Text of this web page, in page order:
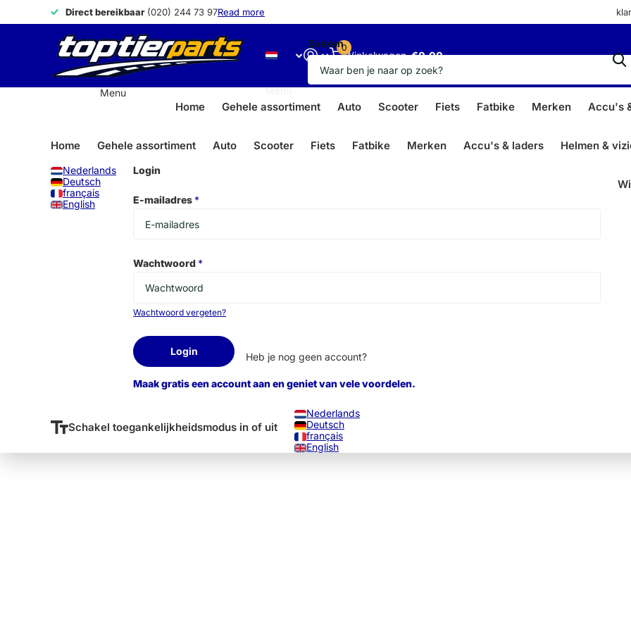
Direct bereikbaar(020) 244 73 97Read more
Direct bereikbaar
Zoeken
Menu
Winkelwagen
0
€0,00
Menu
Home Gehele assortiment Auto Scooter Fiets Fatbike Merken Accu's
Home Gehele assortiment Auto Scooter Fiets Fatbike Merken Accu's & laders Helmen &
Nederlands
Deutsch
français
English
Login
E-mailadres *
Wachtwoord *
Wachtwoord vergeten?
Login Heb je nog geen account?
Maak gratis een account aan en geniet van vele voordelen.
Schakel toegankelijkheidsmodus in of uit
Nederlands
Deutsch
français
English